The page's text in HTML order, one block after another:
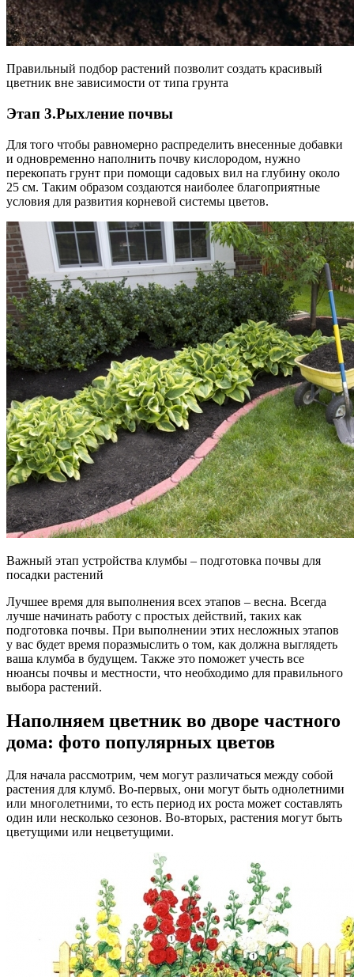
Правильный подбор растений позволит создать красивый
цветник вне зависимости от типа грунта
Этап 3.Рыхление почвы
Для того чтобы равномерно распределить внесенные добавки
и одновременно наполнить почву кислородом, нужно
перекопать грунт при помощи садовых вил на глубину около
25 см. Таким образом создаются наиболее благоприятные
условия для развития корневой системы цветов.
Важный этап устройства клумбы – подготовка почвы для
посадки растений
Лучшее время для выполнения всех этапов – весна. Всегда
лучше начинать работу с простых действий, таких как
подготовка почвы. При выполнении этих несложных этапов
у вас будет время поразмыслить о том, как должна выглядеть
ваша клумба в будущем. Также это поможет учесть все
нюансы почвы и местности, что необходимо для правильного
выбора растений.
Наполняем цветник во дворе частного
дома: фото популярных цветов
Для начала рассмотрим, чем могут различаться между собой
растения для клумб. Во-первых, они могут быть однолетними
или многолетними, то есть период их роста может составлять
один или несколько сезонов. Во-вторых, растения могут быть
цветущими или нецветущими.